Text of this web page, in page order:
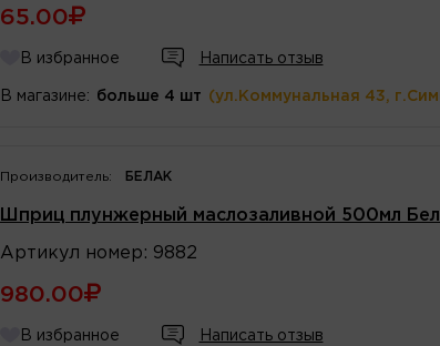
65.00
В избранное Написать отзыв
В магазине: больше 4 шт (ул.Коммунальная 43,
Производитель: БЕЛАК
Шприц плунжерный маслозаливной 500мл
Артикул номер : 9882
980.00
В избранное Написать отзыв